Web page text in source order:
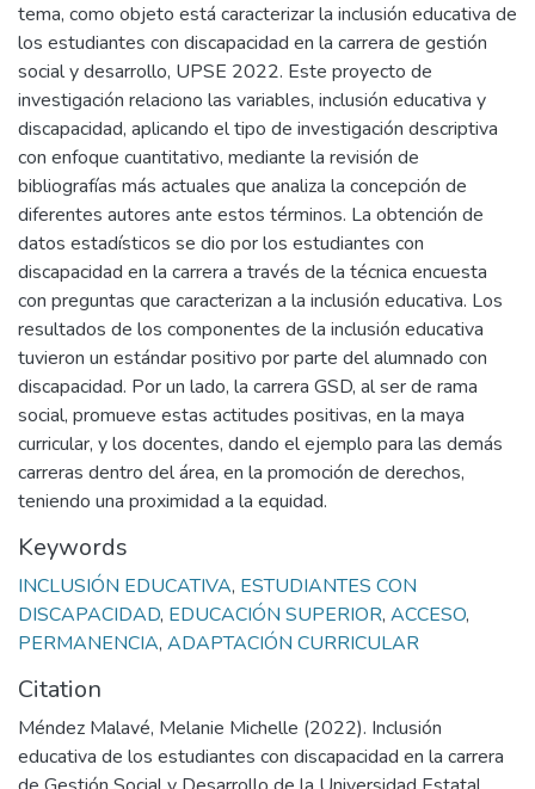
tema, como objeto está caracterizar la inclusión educativa de
los estudiantes con discapacidad en la carrera de gestión
social y desarrollo, UPSE 2022. Este proyecto de
investigación relaciono las variables, inclusión educativa y
discapacidad, aplicando el tipo de investigación descriptiva
con enfoque cuantitativo, mediante la revisión de
bibliografías más actuales que analiza la concepción de
diferentes autores ante estos términos. La obtención de
datos estadísticos se dio por los estudiantes con
discapacidad en la carrera a través de la técnica encuesta
con preguntas que caracterizan a la inclusión educativa. Los
resultados de los componentes de la inclusión educativa
tuvieron un estándar positivo por parte del alumnado con
discapacidad. Por un lado, la carrera GSD, al ser de rama
social, promueve estas actitudes positivas, en la maya
curricular, y los docentes, dando el ejemplo para las demás
carreras dentro del área, en la promoción de derechos,
teniendo una proximidad a la equidad.
Keywords
INCLUSIÓN EDUCATIVA, ESTUDIANTES CON
DISCAPACIDAD, EDUCACIÓN SUPERIOR, ACCESO,
PERMANENCIA, ADAPTACIÓN CURRICULAR
Citation
Méndez Malavé, Melanie Michelle (2022). Inclusión
educativa de los estudiantes con discapacidad en la carrera